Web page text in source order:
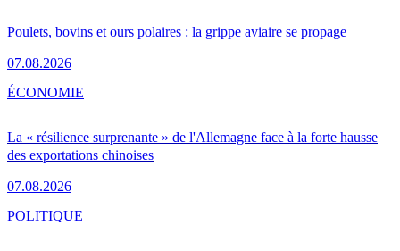
Poulets, bovins et ours polaires : la grippe aviaire se propage
07.08.2026
La « résilience surprenante » de l'Allemagne face à la forte hausse
des exportations chinoises
07.08.2026
ÉCONOMIE
POLITIQUE